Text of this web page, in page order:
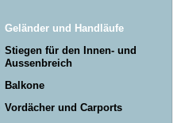
Geländer und Handläufe
Stiegen für den Innen- und
Aussenbreich
Balkone
Vordächer und Carports